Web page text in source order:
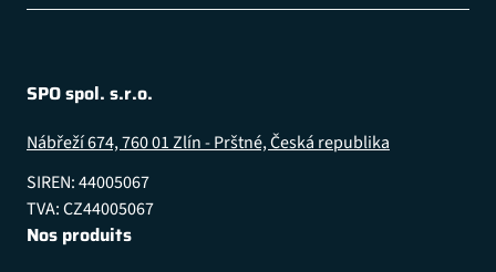
SPO spol. s.r.o.
Nábřeží 674, 760 01 Zlín - Prštné, Česká republika
SIREN: 44005067
TVA: CZ44005067
Nos produits